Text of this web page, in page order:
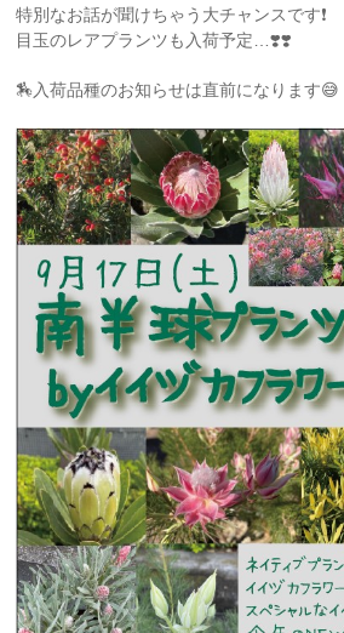
特別なお話が聞けちゃう大チャンスです❗️
目玉のレアプランツも入荷予定…❣️❣️
🏇入荷品種のお知らせは直前になります😅